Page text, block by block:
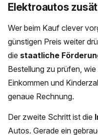
Elektroautos
Wer beim Kauf clever
günstigen Preis weiter
die staatliche
Bestellung zu prüfen,
Einkommen und
genaue Rechnung.
Der zweite Schritt ist die
Autos. Gerade ein